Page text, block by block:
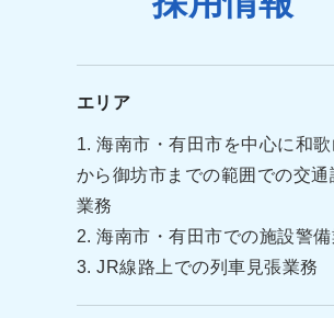
エリア
1. 海南市・有田市を中心に和
から御坊市までの範囲での交通
業務
2. 海南市・有田市での施設警備
3. JR線路上での列車見張業務